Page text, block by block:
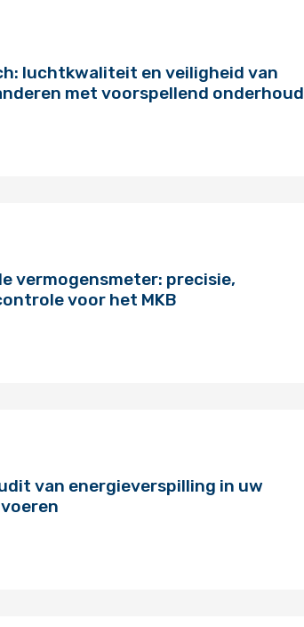
luchtkwaliteit en veiligheid van
met voorspellend onderhoud
vermogensmeter: precisie,
voor het MKB
van energieverspilling in uw